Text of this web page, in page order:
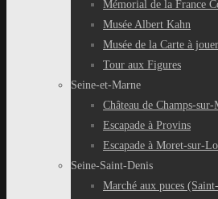
Mémorial de la France
Musée Albert Kahn
Musée de la Carte à jouer
Tour aux Figures
Seine-et-Marne
Château de Champs-sur-
Escapade à Provins
Escapade à Moret-sur-
Seine-Saint-Denis
Marché aux puces